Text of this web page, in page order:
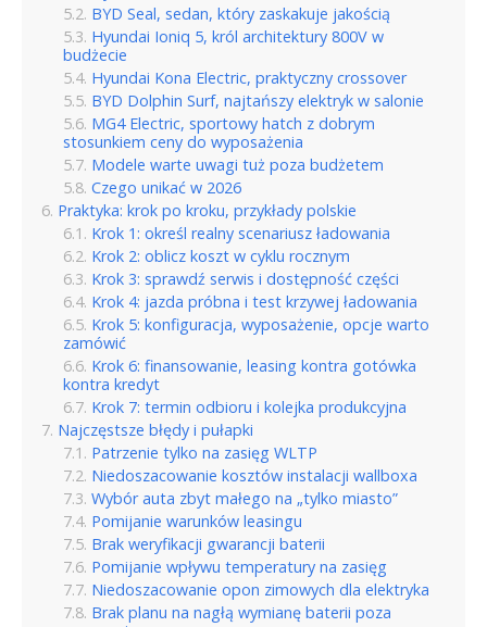
BYD Seal, sedan, który zaskakuje jakością
Hyundai Ioniq 5, król architektury 800V w
budżecie
Hyundai Kona Electric, praktyczny crossover
BYD Dolphin Surf, najtańszy elektryk w salonie
MG4 Electric, sportowy hatch z dobrym
stosunkiem ceny do wyposażenia
Modele warte uwagi tuż poza budżetem
Czego unikać w 2026
Praktyka: krok po kroku, przykłady polskie
Krok 1: określ realny scenariusz ładowania
Krok 2: oblicz koszt w cyklu rocznym
Krok 3: sprawdź serwis i dostępność części
Krok 4: jazda próbna i test krzywej ładowania
Krok 5: konfiguracja, wyposażenie, opcje warto
zamówić
Krok 6: finansowanie, leasing kontra gotówka
kontra kredyt
Krok 7: termin odbioru i kolejka produkcyjna
Najczęstsze błędy i pułapki
Patrzenie tylko na zasięg WLTP
Niedoszacowanie kosztów instalacji wallboxa
Wybór auta zbyt małego na „tylko miasto”
Pomijanie warunków leasingu
Brak weryfikacji gwarancji baterii
Pomijanie wpływu temperatury na zasięg
Niedoszacowanie opon zimowych dla elektryka
Brak planu na nagłą wymianę baterii poza